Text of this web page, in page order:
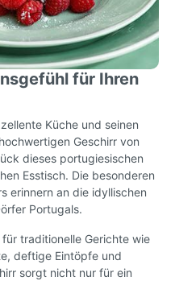
für Ihren
Küche und seinen
Geschirr von
dieses portugiesischen
Esstisch. Die besonderen
erinnern an die idyllischen
Portugals.
traditionelle Gerichte wie
deftige Eintöpfe und
sorgt nicht nur für ein